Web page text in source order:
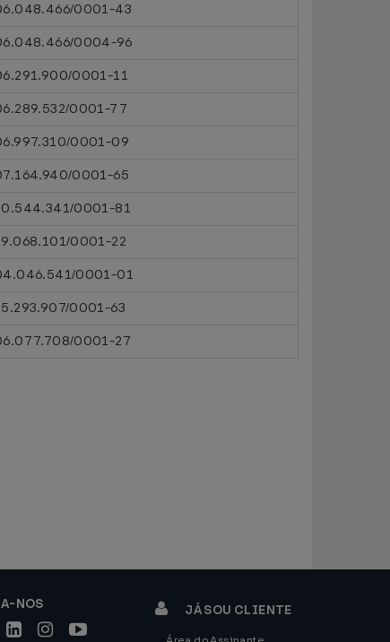
0001-43
0004-96
0001-11
0001-77
0001-09
0001-65
0001-81
0001-22
0001-01
0001-63
0001-27
NOS JÁ SOU CLIENTE